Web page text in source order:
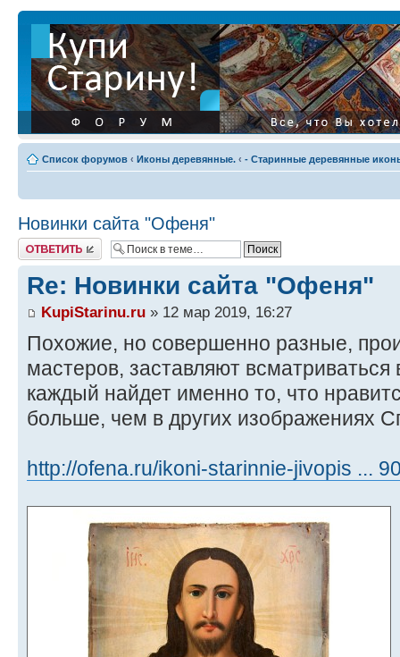
Список форумов ‹ Иконы деревянные. ‹ - Старинные деревянные
Новинки сайта "Офеня"
Ответить
Re: Новинки сайта "Офеня"
KupiStarinu.ru » 12 мар 2019, 16:27
Похожие, но совершенно разные,
мастеров, заставляют всматриваться
каждый найдет именно то, что
больше, чем в других изображениях
http://ofena.ru/ikoni-starinnie-jivopis ...